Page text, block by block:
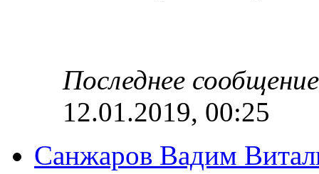
Последнее
12.01.2019, 00:25
Санжаров Вадим